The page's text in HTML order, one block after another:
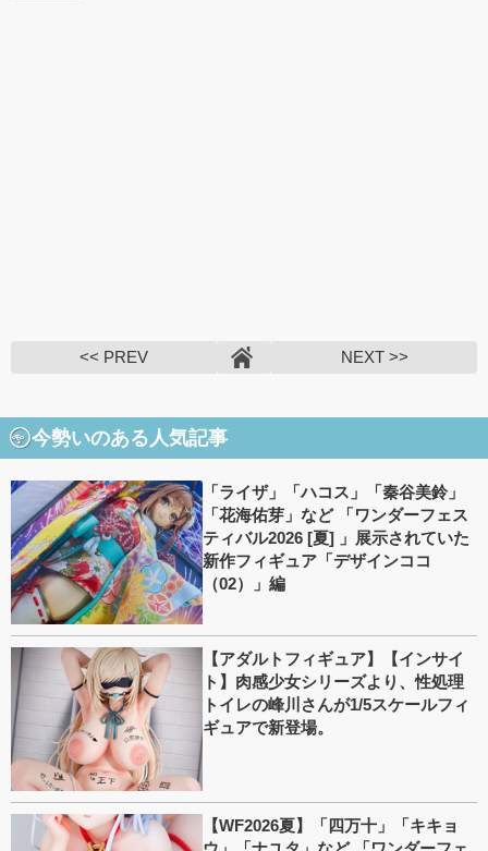
<< PREV NEXT >>
今勢いのある人気記事
「ライザ」「ハコス」「秦谷美鈴」
「花海佑芽」など 「ワンダーフェス
ティバル2026 [夏] 」展示されていた
新作フィギュア「デザインココ
（02）」編
【アダルトフィギュア】【インサイ
ト】肉感少女シリーズより、性処理
トイレの峰川さんが1/5スケールフィ
ギュアで新登場。
【WF2026夏】「四万十」「キキョ